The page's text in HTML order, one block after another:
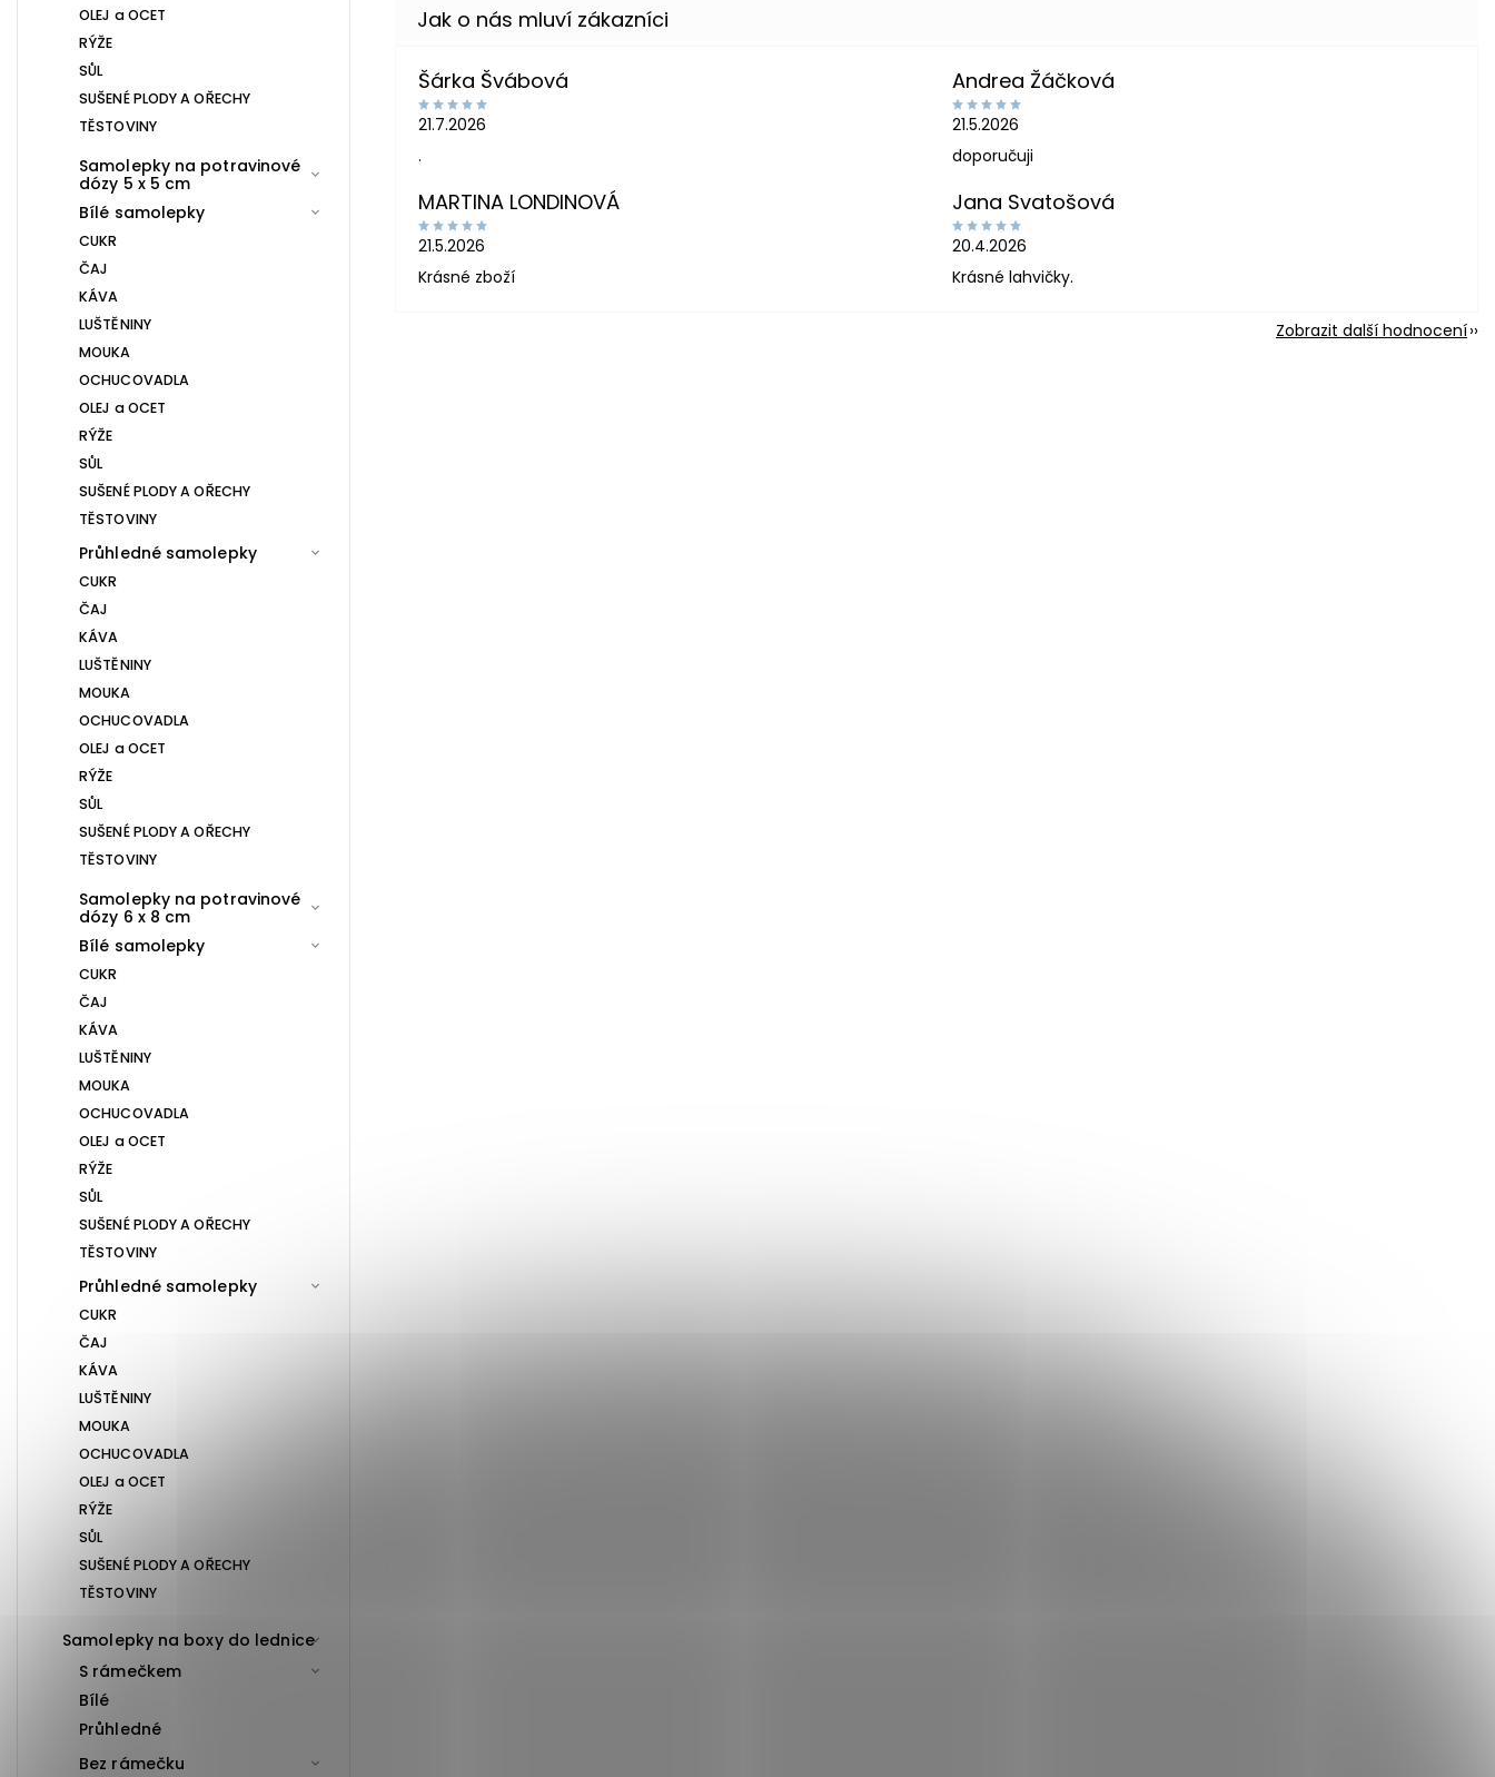
OLEJ a OCET
RÝŽE
SŮL
SUŠENÉ PLODY A OŘECHY
TĚSTOVINY
Samolepky na potravinové
dózy 5 x 5 cm
Bílé samolepky
CUKR
ČAJ
KÁVA
LUŠTĚNINY
MOUKA
OCHUCOVADLA
OLEJ a OCET
RÝŽE
SŮL
SUŠENÉ PLODY A OŘECHY
TĚSTOVINY
Průhledné samolepky
CUKR
ČAJ
KÁVA
LUŠTĚNINY
MOUKA
OCHUCOVADLA
OLEJ a OCET
RÝŽE
SŮL
SUŠENÉ PLODY A OŘECHY
TĚSTOVINY
Samolepky na potravinové
dózy 6 x 8 cm
Bílé samolepky
CUKR
ČAJ
KÁVA
LUŠTĚNINY
MOUKA
OCHUCOVADLA
OLEJ a OCET
RÝŽE
SŮL
SUŠENÉ PLODY A OŘECHY
TĚSTOVINY
Průhledné samolepky
CUKR
ČAJ
KÁVA
LUŠTĚNINY
MOUKA
OCHUCOVADLA
OLEJ a OCET
RÝŽE
SŮL
SUŠENÉ PLODY A OŘECHY
TĚSTOVINY
Samolepky na boxy do lednice
S rámečkem
Bílé
Průhledné
Bez rámečku
Šárka Švábová
21.7.2026
.
Andrea Žáčková
21.5.2026
doporučuji
MARTINA LONDINOVÁ
21.5.2026
Krásné zboží
Jana Svatošová
20.4.2026
Krásné lahvičky.
Zobrazit další hodnocení